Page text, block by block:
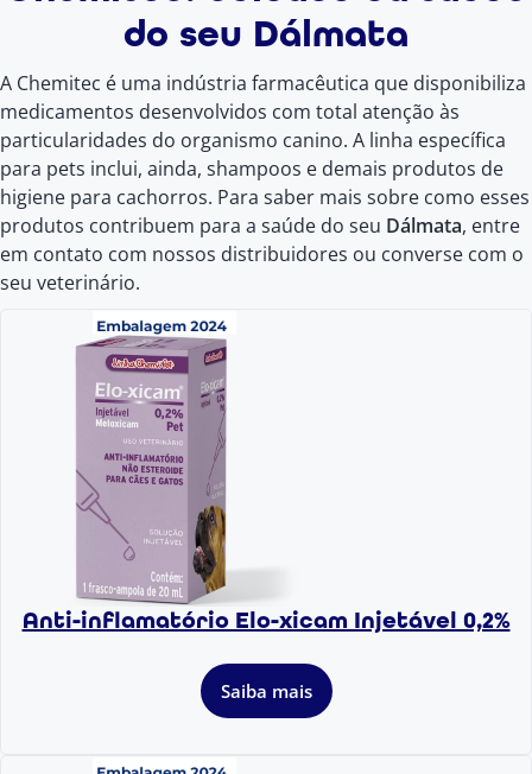
do seu Dálmata
A Chemitec é uma indústria farmacêutica que disponibiliza
medicamentos desenvolvidos com total atenção às
particularidades do organismo canino. A linha específica
para pets inclui, ainda, shampoos e demais produtos de
higiene para cachorros. Para saber mais sobre como esses
produtos contribuem para a saúde do seu Dálmata, entre
em contato com nossos distribuidores ou converse com o
seu veterinário.
Anti-inflamatório Elo-xicam Injetável 0,2%
Saiba mais